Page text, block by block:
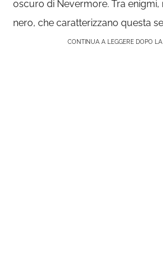
oscuro di Nevermore. Tra
nero, che caratterizzano questa
CONTINUA A LEGGERE DOPO